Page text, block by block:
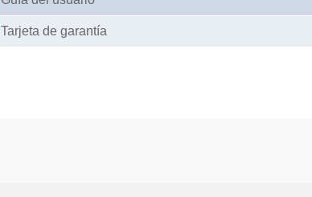
Tarjeta de garantía